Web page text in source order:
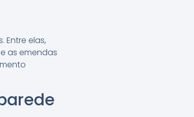
Entre elas,
as emendas